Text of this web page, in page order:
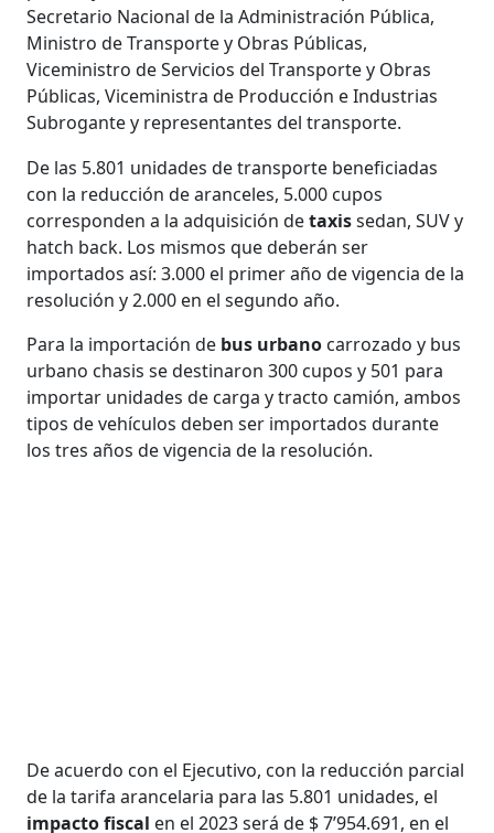
Secretario Nacional de la Administración Pública,
Ministro de Transporte y Obras Públicas,
Viceministro de Servicios del Transporte y Obras
Públicas, Viceministra de Producción e Industrias
Subrogante y representantes del transporte.
De las 5.801 unidades de transporte beneficiadas
con la reducción de aranceles, 5.000 cupos
corresponden a la adquisición detaxissedan, SUV y
hatch back. Los mismos que deberán ser
importados así: 3.000 el primer año de vigencia de la
resolución y 2.000 en el segundo año.
Para la importación de bus urbano carrozado y bus
urbano chasis se destinaron 300 cupos y 501 para
importar unidades de carga y tracto camión, ambos
tipos de vehículos deben ser importados durante
los tres años de vigencia de la resolución.
De acuerdo con el Ejecutivo, con la reducción parcial
de la tarifa arancelaria para las 5.801 unidades, el
impacto fiscal en el 2023 será de $ 7’954.691, en el